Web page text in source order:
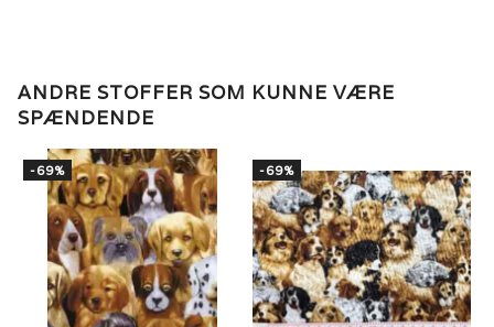
ANDRE STOFFER SOM KUNNE VÆRE
SPÆNDENDE
-69% -69%